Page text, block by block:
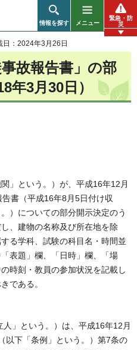
情報を探す メニュー
緊急・防
災
日：2024年3月26日
故報告書」の部
年3月30日）
」という。）が、平成16年12月
書（平成16年8月5日付け収
）についての部分開示決定のう
、建物の名称及び所在地を除
る学科、試験の科目名・時間並
表題」欄、「日時」欄、「場
時刻・教員の参加状況を記載し
である。
」という。）は、平成16年12月
以下「条例」という。）第7条の